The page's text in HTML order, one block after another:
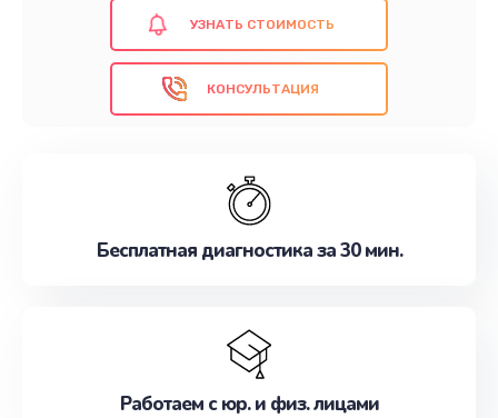
гарантию на выполненные работы. Доверьте
нам свою технику, и мы обеспечим ей долгий
срок службы и отличное качество
приготовления кофе!
УЗНАТЬ СТОИМОСТЬ
КОНСУЛЬТАЦИЯ
Бесплатная диагностика за 30 мин.
Работаем с юр. и физ. лицами